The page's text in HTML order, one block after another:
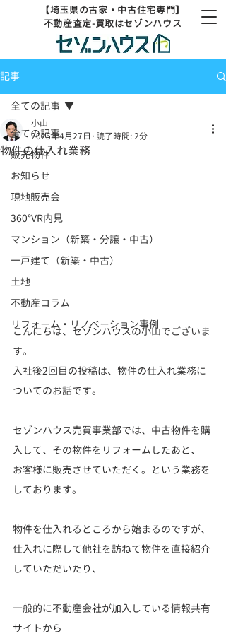
【埼玉県の古家・中古住宅専門】
不動産査定-買取はセゾンハウス
記事
全ての記事
販売物件
お知らせ
現地販売会
360°VR内見
マンション（新築・分譲・中古）
一戸建て（新築・中古）
土地
不動産コラム
リフォーム・リノベーション事例
全ての記事
物件の仕入れ業務
小山
2025年4月27日 読了時間: 2分
こんにちは、セゾンハウスの小山でございま
す。
入社後2回目の投稿は、物件の仕入れ業務に
ついてのお話です。
セゾンハウス売買事業部では、中古物件を購
入して、その物件をリフォームしたあと、
お客様に販売させていただく。という業務を
しております。
物件を仕入れるところから始まるのですが、
仕入れに際して他社を訪ねて物件を直接紹介
していただいたり、
一般的に不動産会社が加入している情報共有
サイトから